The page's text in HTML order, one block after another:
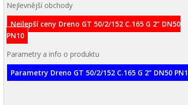
Nejlevnější obchody
Nejlepší ceny Dreno GT 50/2/152 C.165 G 2” DN50
PN10
Parametry a info o produktu
Parametry Dreno GT 50/2/152 C.165 G 2” DN50